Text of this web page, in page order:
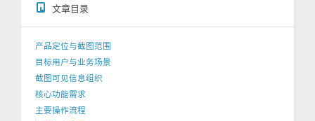
文章目录
产品定位与截图范围
目标用户与业务场景
截图可见信息组织
核心功能需求
主要操作流程